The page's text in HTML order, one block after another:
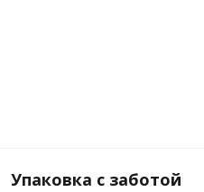
Упаковка с заботой